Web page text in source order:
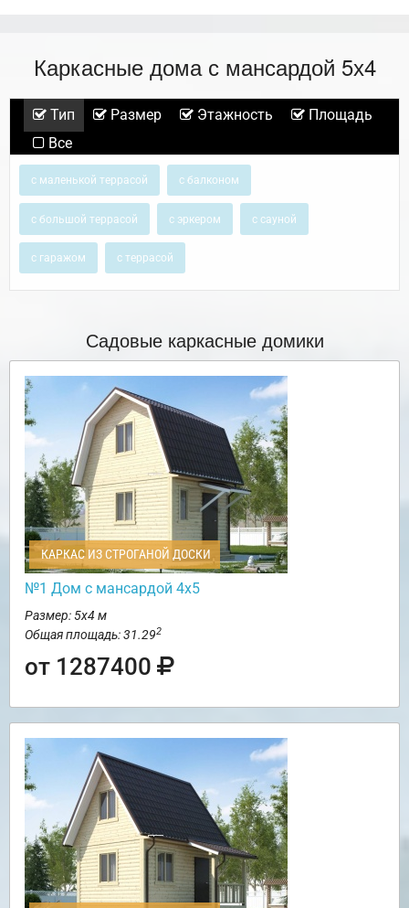
Каркасные дома с мансардой 5х4
Тип Размер Этажность
Площадь
Все
с маленькой террасой с балконом
с большой террасой с эркером с сауной
с гаражом с террасой
Садовые каркасные домики
КАРКАС ИЗ СТРОГАНОЙ ДОСКИ
№1 Дом с мансардой 4х5
Размер: 5х4 м
Общая площадь: 31.292
от 1287400